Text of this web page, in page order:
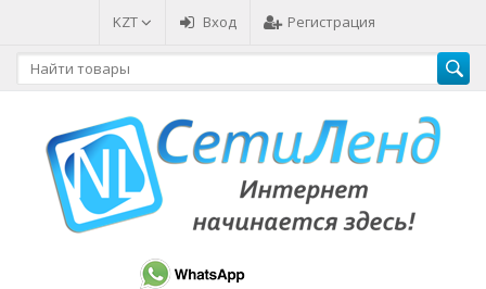
KZT Вход Регистрация